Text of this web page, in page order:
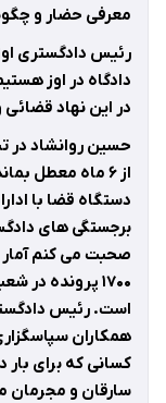
معرفی حضار و
رئیس دادگستری
دادگاه در اوز
در این نهاد قضائی
حسین روانشاد در
از ۶ ماه معطل
دستگاه قضا با
برجستگی های
۱۷۰۰ پرونده
است. رئیس
همکاران
کسانی که برای بار
سارقان و مجرمان